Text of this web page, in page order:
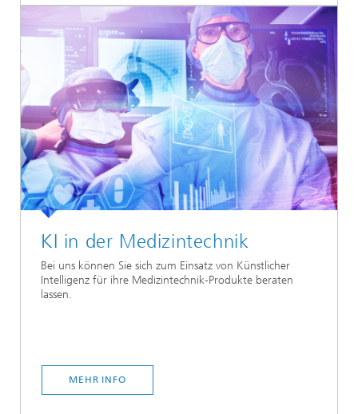
KI in der Medizintechnik
Bei uns können Sie sich zum Einsatz von Künstlicher
Intelligenz für ihre Medizintechnik-Produkte beraten
lassen.
MEHR INFO